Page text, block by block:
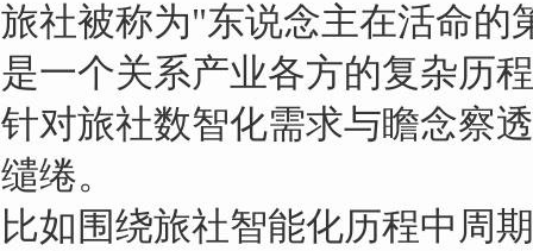
旅社被称为"东说念主在活命的
是一个关系产业各方的复杂历
针对旅社数智化需求与瞻念察
缱绻。
比如围绕旅社智能化历程中周